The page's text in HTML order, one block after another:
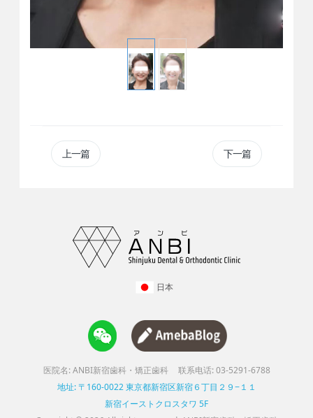
上一篇 下一篇
日本
医院名: ANBI新宿歯科・矯正歯科
联系电话: 03-5291-6788
地址: 〒160-0022 東京都新宿区新宿６丁目２９−１１
新宿イーストクロスタワ 5F